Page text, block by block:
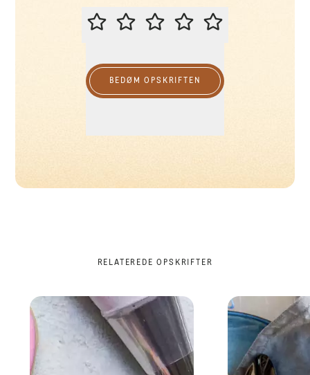
BEDØM DENNE OPSKRIFT
BEDØM OPSKRIFTEN
RELATEREDE OPSKRIFTER